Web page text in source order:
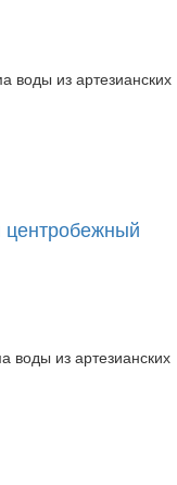
из артезианских
из артезианских